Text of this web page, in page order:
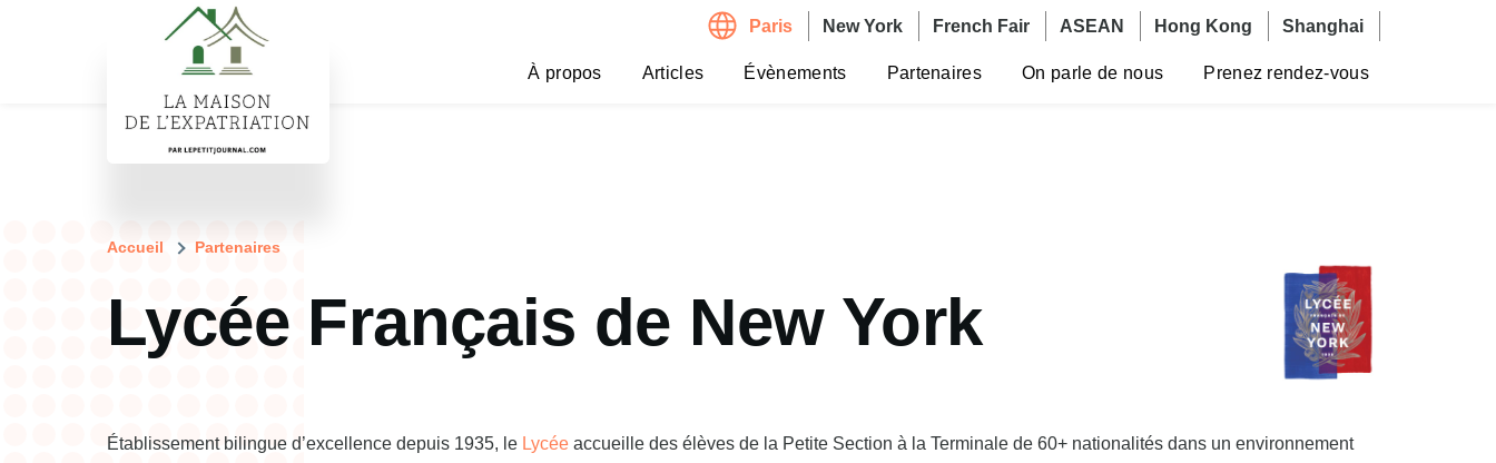
Aller au contenu principal Paris New York French Fair ASEAN Hong Kong Shanghai
principale
À propos Articles Évènements Partenaires On parle de nous Prenez rendez-vous
Fil
d'Ariane
Accueil Partenaires
Lycée Français de New York
Image
Établissement bilingue d’excellence depuis 1935, le Lycée accueille des élèves de la Petite Section à la Terminale de 60+ nationalités dans un environnement